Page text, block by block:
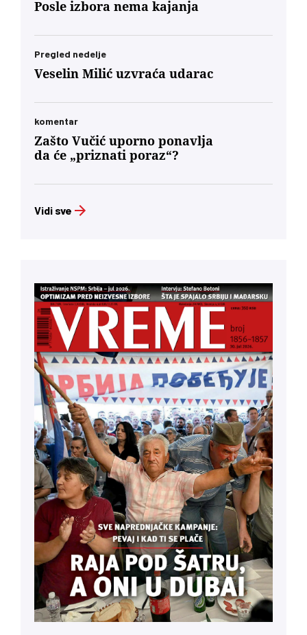
Posle izbora nema kajanja
Pregled nedelje
Veselin Milić uzvraća udarac
komentar
Zašto Vučić uporno ponavlja
da će „priznati poraz“?
Vidi sve